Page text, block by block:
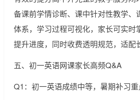
备课前学情诊断、课中针对性教学、
体系，学习过程可视化，家长可实时
提升进度，同时收费透明规范，适配
五、初一英语网课家长高频Q&A
Q1：初一英语成绩中等，暑期补习重